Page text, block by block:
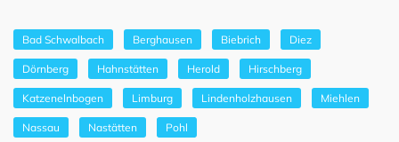
Bad Schwalbach Berghausen Biebrich Diez
Dörnberg Hahnstätten Herold Hirschberg
Katzenelnbogen Limburg Lindenholzhausen Miehlen
Nassau Nastätten Pohl